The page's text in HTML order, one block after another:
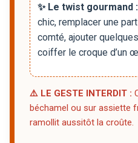
✨ Le twist gourmand :
chic, remplacer une
comté, ajouter
coiffer le croque d’un
⚠️ LE GESTE INTERDIT :
béchamel ou sur assiette
ramollit aussitôt la croûte.